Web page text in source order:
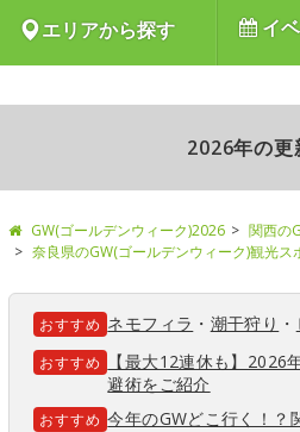
エリアから探す イ
2026年の更
GW(ゴールデンウィーク)2026 関西の
奈良県のGW(ゴールデンウィーク)観光ス
おすすめ ネモフィラ ・ 潮干狩り ・
おすすめ
【最大12連休も】2026
避術をご紹介
おすすめ 今年のGWどこ行く！？